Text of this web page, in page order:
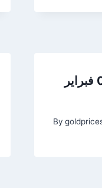
سعر الذهب في تركيا اليوم 01 فبراير
By